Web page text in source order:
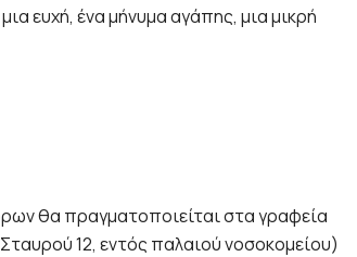
ευχή, ένα μήνυμα αγάπης, μια μικρή
θα πραγματοποιείται στα γραφεία
12, εντός παλαιού νοσοκομείου)